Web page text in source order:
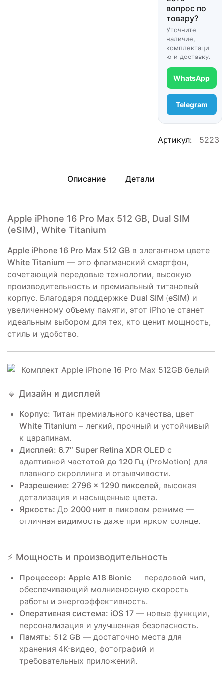
вопрос по
товару?
Уточните
наличие,
комплектаци
ю и доставку.
WhatsApp
Telegram
Артикул: 5223
Описание Детали
Apple iPhone 16 Pro Max 512 GB, Dual SIM
(eSIM), White Titanium
Apple iPhone 16 Pro Max 512 GB в элегантном цвете
White Titanium — это флагманский смартфон,
сочетающий передовые технологии, высокую
производительность и премиальный титановый
корпус. Благодаря поддержке Dual SIM (eSIM) и
увеличенному объему памяти, этот iPhone станет
идеальным выбором для тех, кто ценит мощность,
стиль и удобство.
🔹 Дизайн и дисплей
Корпус: Титан премиального качества, цвет
White Titanium – легкий, прочный и устойчивый
к царапинам.
Дисплей: 6.7″ Super Retina XDR OLED с
адаптивной частотой до 120 Гц (ProMotion) для
плавного скроллинга и отзывчивости.
Разрешение: 2796 × 1290 пикселей, высокая
детализация и насыщенные цвета.
Яркость: До 2000 нит в пиковом режиме —
отличная видимость даже при ярком солнце.
⚡ Мощность и производительность
Процессор: Apple A18 Bionic — передовой чип,
обеспечивающий молниеносную скорость
работы и энергоэффективность.
Оперативная система: iOS 17 — новые функции,
персонализация и улучшенная безопасность.
Память: 512 GB — достаточно места для
хранения 4K-видео, фотографий и
требовательных приложений.